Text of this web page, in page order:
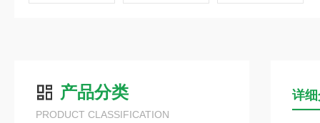
产品分类
PRODUCT CLASSIFICATION
详